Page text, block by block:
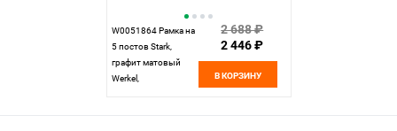
W0051864 Рамка на
5 постов Stark,
графит матовый
Werkel,
2 688 ₽
2 446 ₽
В КОРЗИНУ